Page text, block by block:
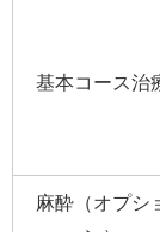
基本コース治
麻酔（オプシ